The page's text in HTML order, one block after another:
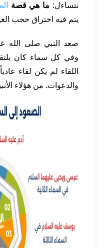
نتساءل: ما هي قصة
يتم فيه اختراق حجب
صعد النبي صلى الله
وفي كل سماء كان يلتقي
اللقاء لم يكن لقاء
والدعوات. من هؤلاء